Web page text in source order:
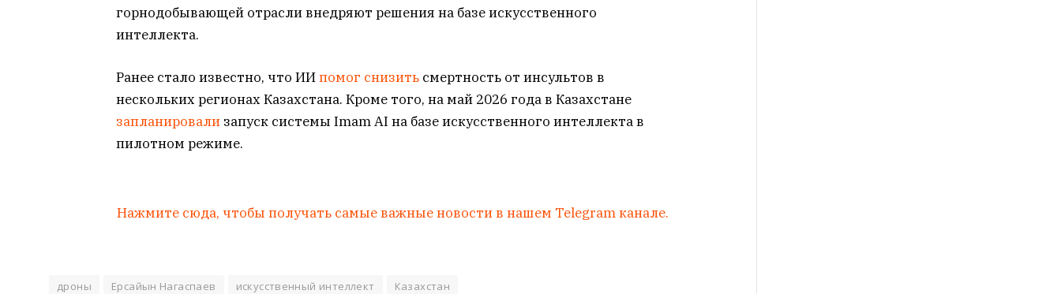
горнодобывающей отрасли внедряют решения на базе искусственного
интеллекта.
Ранее стало известно, что ИИпомог снизить смертность от инсультов в
нескольких регионах Казахстана. Кроме того, на май 2026 года в Казахстане
запланировали запуск системы Imam AI на базе искусственного интеллекта в
пилотном режиме.
Нажмите сюда, чтобы получать самые важные новости в нашем Telegram канале.
дроны Ерсайын Нагаспаев искусственный интеллект
Казахстан